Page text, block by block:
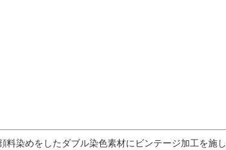
料染めをしたダブル染色素材にビンテージ加工を施し